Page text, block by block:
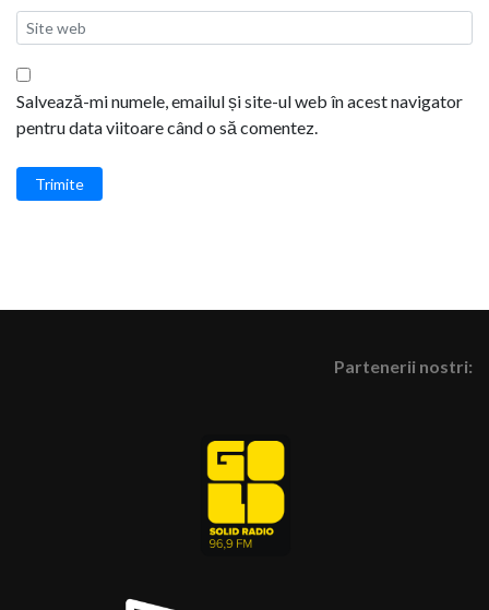
Salvează-mi numele, emailul și site-ul web în acest navigator
pentru data viitoare când o să comentez.
Trimite
Partenerii nostri: